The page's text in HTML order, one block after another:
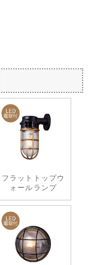
フラットトップウ
ォールランプ